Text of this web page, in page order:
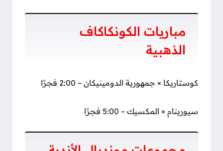
مباريات الكونكاكاف
الذهبية
كوستاريكا × جمهورية الدومينيكان – 2:00 فجرًا
سيورينام × المكسيك – 5:00 فجرًا